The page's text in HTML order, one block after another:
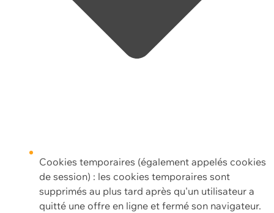
Cookies temporaires (également appelés cookies
de session) : les cookies temporaires sont
supprimés au plus tard après qu'un utilisateur a
quitté une offre en ligne et fermé son navigateur.